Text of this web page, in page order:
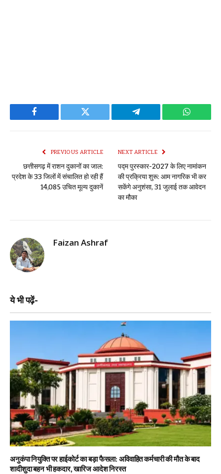
Facebook Twitter Telegram
PREVIOUS ARTICLE
छत्तीसगढ़ में राशन दुकानों का जाल:
प्रदेश के 33 जिलों में संचालित हो रही हैं
14,085 उचित मूल्य दुकानें
NEXT ARTICLE
पद्म पुरस्कार-2027 के लिए नामांकन
की प्रक्रिया शुरू: आम नागरिक भी कर
सकेंगे अनुशंसा, 31 जुलाई तक आवेदन
का मौका
Faizan Ashraf
ये भी पढ़ें-
अनुकंपा नियुक्ति पर हाईकोर्ट का बड़ा फैसला: अविवाहित कर्मचारी की मौत के बाद
शादीशुदा बहन भी हकदार, खारिज आदेश निरस्त